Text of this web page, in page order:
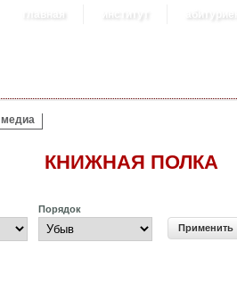
главная институт
медиа
КНИЖНАЯ ПОЛКА
Порядок